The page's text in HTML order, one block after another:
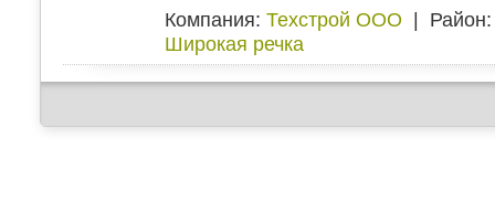
Компания: Техстрой ООО | Район:
Широкая речка